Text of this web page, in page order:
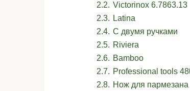
2.2. Victorinox 6.7863.13
2.3. Latina
2.4. С двумя ручками
2.5. Riviera
2.6. Bamboo
2.7. Professional tools
2.8. Нож для пармезана